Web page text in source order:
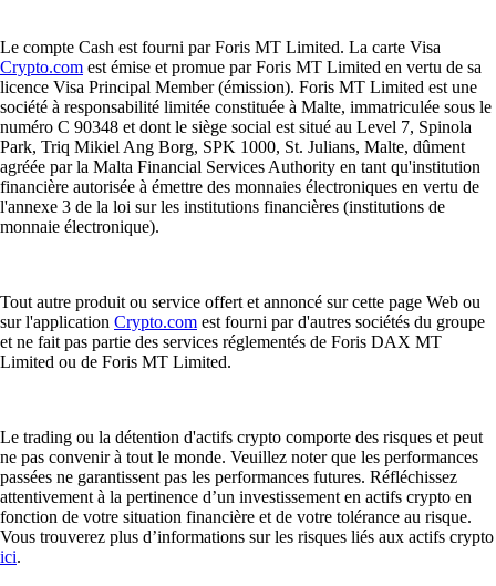
Le compte Cash est fourni par Foris MT Limited. La carte Visa
Crypto.com est émise et promue par Foris MT Limited en vertu de sa
licence Visa Principal Member (émission). Foris MT Limited est une
société à responsabilité limitée constituée à Malte, immatriculée sous le
numéro C 90348 et dont le siège social est situé au Level 7, Spinola
Park, Triq Mikiel Ang Borg, SPK 1000, St. Julians, Malte, dûment
agréée par la Malta Financial Services Authority en tant qu'institution
financière autorisée à émettre des monnaies électroniques en vertu de
l'annexe 3 de la loi sur les institutions financières (institutions de
monnaie électronique).
Tout autre produit ou service offert et annoncé sur cette page Web ou
sur l'application Crypto.com est fourni par d'autres sociétés du groupe
et ne fait pas partie des services réglementés de Foris DAX MT
Limited ou de Foris MT Limited.
Le trading ou la détention d'actifs crypto comporte des risques et peut
ne pas convenir à tout le monde. Veuillez noter que les performances
passées ne garantissent pas les performances futures. Réfléchissez
attentivement à la pertinence d’un investissement en actifs crypto en
fonction de votre situation financière et de votre tolérance au risque.
Vous trouverez plus d’informations sur les risques liés aux actifs crypto
ici.